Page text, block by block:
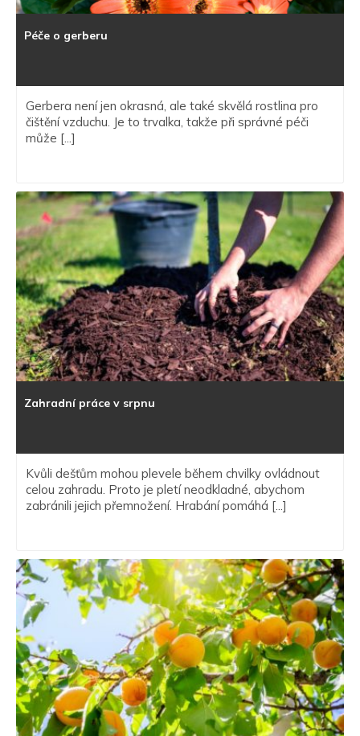
Péče o gerberu
Gerbera není jen okrasná, ale také skvělá rostlina pro
čištění vzduchu. Je to trvalka, takže při správné péči
může [...]
Zahradní práce v srpnu
Kvůli dešťům mohou plevele během chvilky ovládnout
celou zahradu. Proto je pletí neodkladné, abychom
zabránili jejich přemnožení. Hrabání pomáhá [...]